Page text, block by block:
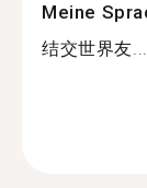
Meine
结交世界友...